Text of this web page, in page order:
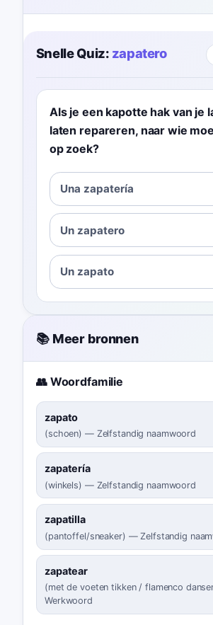
Snelle Quiz: zapatero
Als je een kapotte hak van je
laten repareren, naar wie
op zoek?
Una zapatería
Un zapatero
Un zapato
📚 Meer bronnen
👥 Woordfamilie
zapato
(schoen) — Zelfstandig naamwoord
zapatería
(winkels) — Zelfstandig naamwoord
zapatilla
(pantoffel/sneaker) —Zelfstandig
zapatear
(met de voeten tikken / flamenco
Werkwoord